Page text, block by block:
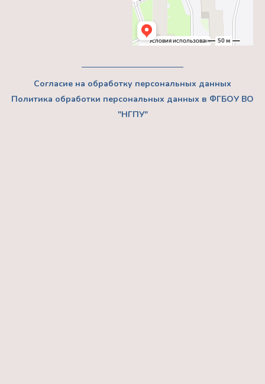
Согласие на обработку персональных данных
Политика обработки персональных данных в ФГБОУ ВО
"НГПУ"